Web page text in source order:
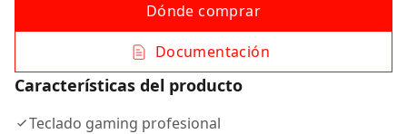
Dónde comprar
Documentación
Características del producto
Teclado gaming profesional